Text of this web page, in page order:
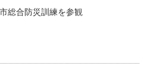
総合防災訓練を参観